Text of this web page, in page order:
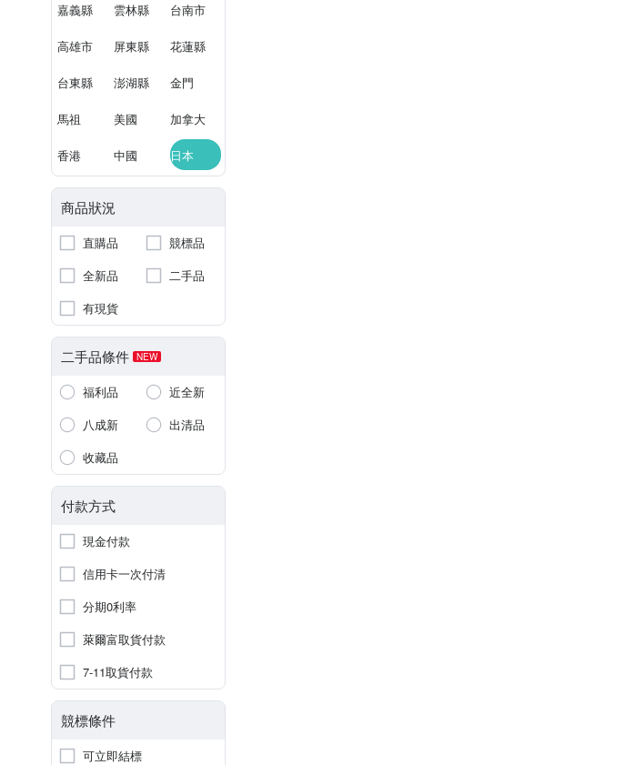
嘉義縣 雲林縣 台南市
高雄市 屏東縣 花蓮縣
台東縣 澎湖縣 金門
馬祖 美國 加拿大
香港 中國 日本
商品狀況
直購品
競標品
全新品
二手品
有現貨
二手品條件 NEW
福利品
近全新
八成新
出清品
收藏品
付款方式
現金付款
信用卡一次付清
分期0利率
萊爾富取貨付款
7-11取貨付款
競標條件
可立即結標